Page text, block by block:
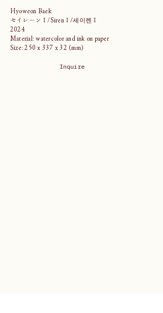
Hyoweon Baek
セイレーンⅠ/SirenⅠ/세이렌Ⅰ
2024
Material: watercolor and ink on paper
Size: 250 x 337 x 32 (mm)
Inquire